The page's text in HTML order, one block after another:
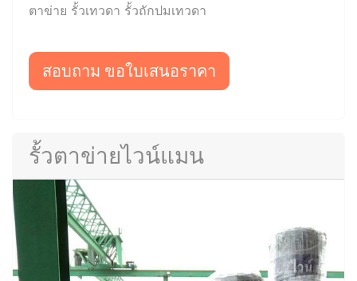
ตาข่าย รั้วเทวดา รั้วถักปมเทวดา
สอบถาม ขอใบเสนอราคา
รั้วตาข่ายไวน์แมน